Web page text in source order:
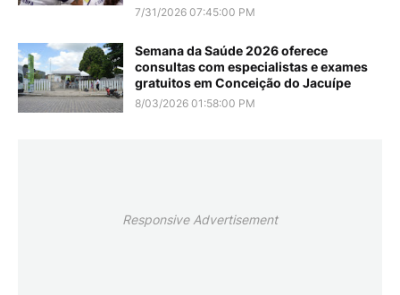
7/31/2026 07:45:00 PM
Semana da Saúde 2026 oferece
consultas com especialistas e exames
gratuitos em Conceição do Jacuípe
8/03/2026 01:58:00 PM
Responsive Advertisement